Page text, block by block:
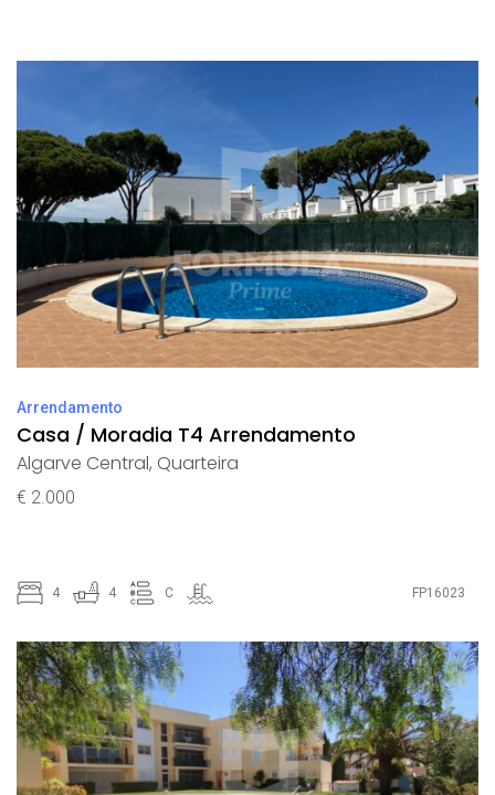
Arrendamento
Casa / Moradia T4 Arrendamento
Algarve Central, Quarteira
€ 2.000
4 4 C FP16023